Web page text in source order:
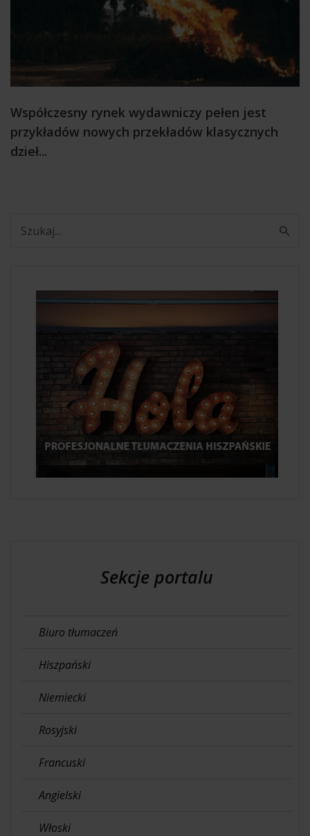
Współczesny rynek wydawniczy pełen jest
przykładów nowych przekładów klasycznych
dzieł...
Sekcje portalu
Biuro tłumaczeń
Hiszpański
Niemiecki
Rosyjski
Francuski
Angielski
Włoski